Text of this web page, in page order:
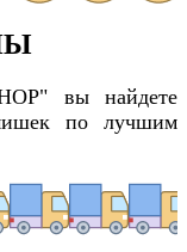
вы найдете
по лучшим